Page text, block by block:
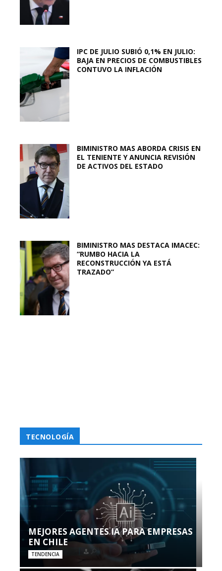
IPC DE JULIO SUBIÓ 0,1% EN JULIO:
BAJA EN PRECIOS DE COMBUSTIBLES
CONTUVO LA INFLACIÓN
BIMINISTRO MAS ABORDA CRISIS EN
EL TENIENTE Y ANUNCIA REVISIÓN
DE ACTIVOS DEL ESTADO
BIMINISTRO MAS DESTACA IMACEC:
“RUMBO HACIA LA
RECONSTRUCCIÓN YA ESTÁ
TRAZADO”
TECNOLOGÍA
MEJORES AGENTES IA PARA EMPRESAS
EN CHILE
TENDENCIA